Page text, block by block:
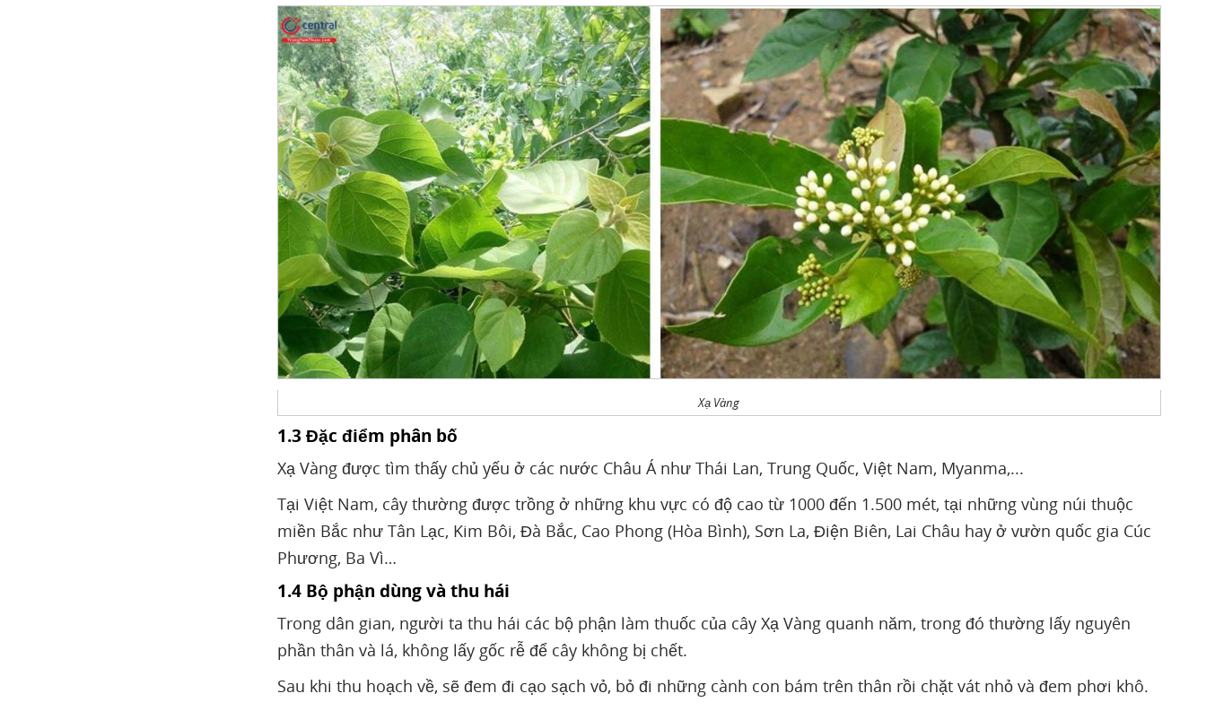
Xạ Vàng
1.3 Đặc điểm phân bố
Xạ Vàng được tìm thấy chủ yếu ở các nước Châu Á như Thái Lan, Trung Quốc, Việt Nam, Myanma,...
Tại Việt Nam, cây thường được trồng ở những khu vực có độ cao từ 1000 đến 1.500 mét, tại những vùng núi thuộc
miền Bắc như Tân Lạc, Kim Bôi, Đà Bắc, Cao Phong (Hòa Bình), Sơn La, Điện Biên, Lai Châu hay ở vườn quốc gia Cúc
Phương, Ba Vì…
1.4 Bộ phận dùng và thu hái
Trong dân gian, người ta thu hái các bộ phận làm thuốc của cây Xạ Vàng quanh năm, trong đó thường lấy nguyên
phần thân và lá, không lấy gốc rễ để cây không bị chết.
Sau khi thu hoạch về, sẽ đem đi cạo sạch vỏ, bỏ đi những cành con bám trên thân rồi chặt vát nhỏ và đem phơi khô.